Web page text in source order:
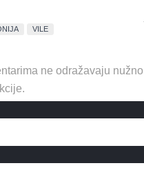
VILE
ne odražavaju nužno